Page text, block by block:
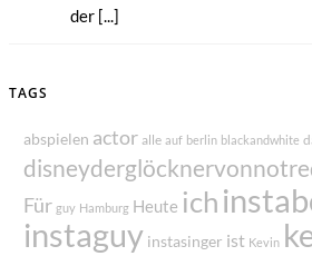
der [...]
TAGS
abspielen actor alle auf berlin blackandwhite
Für guy Hamburg Heute ich
instaguy instasinger ist Kevin